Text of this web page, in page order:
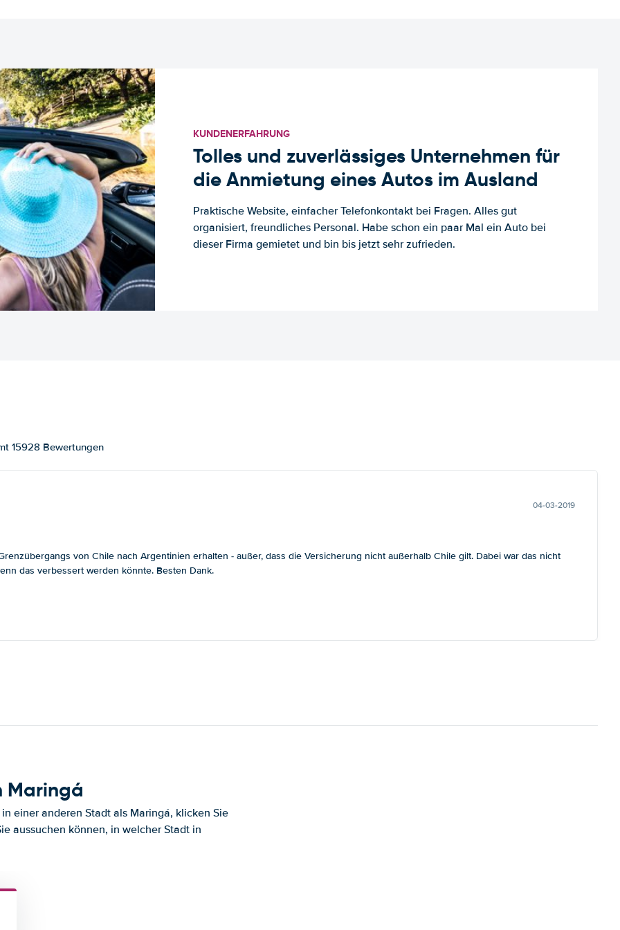
KUNDENERFAHRUNG
Tolles und zuverlässiges Unternehmen für
die Anmietung eines Autos im Ausland
Praktische Website, einfacher Telefonkontakt bei Fragen. Alles gut
organisiert, freundliches Personal. Habe schon ein paar Mal ein Auto bei
dieser Firma gemietet und bin bis jetzt sehr zufrieden.
15928 Bewertungen
04-03-2019
von Chile nach Argentinien erhalten - außer, dass die Versicherung nicht außerhalb Chile gilt. Dabei war das nicht
das verbessert werden könnte. Besten Dank.
Maringá
einer anderen Stadt als Maringá, klicken Sie
aussuchen können, in welcher Stadt in